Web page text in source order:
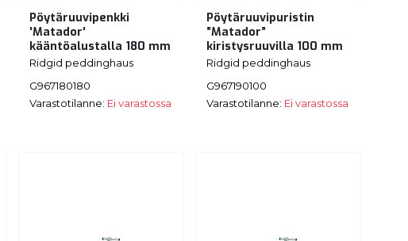
Pöytäruuvipenkki
'Matador'
kääntöalustalla 180 mm
Ridgid peddinghaus
G967180180
Varastotilanne: Ei varastossa
Pöytäruuvipuristin
”Matador”
kiristysruuvilla 100 mm
Ridgid peddinghaus
G967190100
Varastotilanne: Ei varastossa